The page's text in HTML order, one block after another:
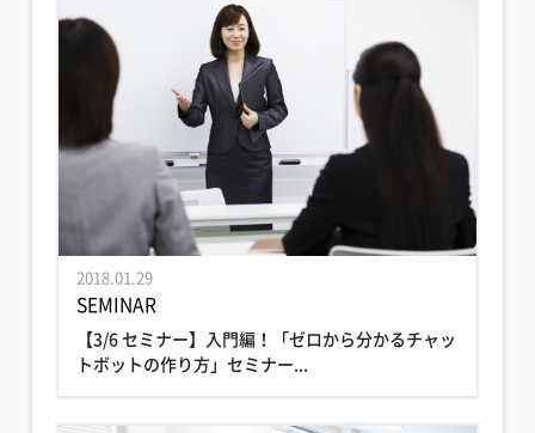
2018.01.29
SEMINAR
【3/6 セミナー】入門編！「ゼロから分かるチャッ
トボットの作り方」セミナー...